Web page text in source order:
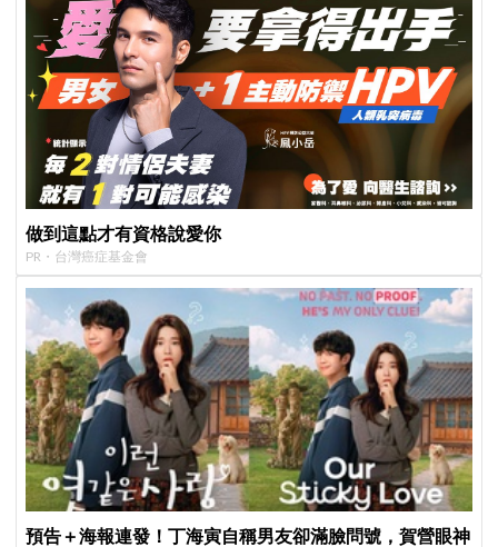
做到這點才有資格說愛你
PR・台灣癌症基金會
預告＋海報連發！丁海寅自稱男友卻滿臉問號，賀營眼神